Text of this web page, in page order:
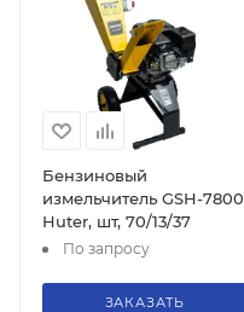
Бензиновый
измельчитель GSH-7800
Huter, шт, 70/13/37
По запросу
ЗАКАЗАТЬ